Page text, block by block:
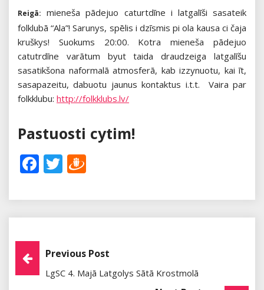
Reigā: mieneša pādejuo caturtdīne i latgalīši sasateik
folklubā “Ala”! Sarunys, spēlis i dzīsmis pi ola kausa ci čaja
kruškys! Suokums 20:00. Kotra mieneša pādejuo
catutrdīne varātum byut taida draudzeiga latgalīšu
sasatikšona naformalā atmosferā, kab izzynuotu, kai īt,
sasapazeitu, dabuotu jaunus kontaktus i.t.t. Vaira par
folkklubu: http://folkklubs.lv/
Pastuosti cytim!
Facebook
Twitter
Post
Navigation
Previous Post
LgSC 4. Majā Latgolys Sātā Krostmolā